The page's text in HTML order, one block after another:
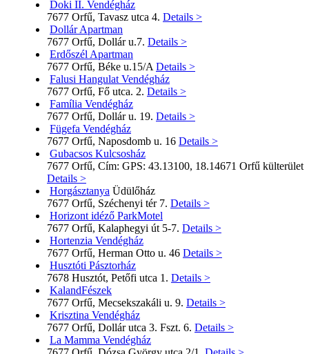
Doki II. Vendégház
7677 Orfű, Tavasz utca 4. Details >
Dollár Apartman
7677 Orfű, Dollár u.7. Details >
Erdőszél Apartman
7677 Orfű, Béke u.15/A Details >
Falusi Hangulat Vendégház
7677 Orfű, Fő utca. 2. Details >
Família Vendégház
7677 Orfű, Dollár u. 19. Details >
Fügefa Vendégház
7677 Orfű, Naposdomb u. 16 Details >
Gubacsos Kulcsosház
7677 Orfű, Cím: GPS: 43.13100, 18.14671 Orfű külterület
Details >
Horgásztanya Üdülőház
7677 Orfű, Széchenyi tér 7. Details >
Horizont idéző ParkMotel
7677 Orfű, Kalaphegyi út 5-7. Details >
Hortenzia Vendégház
7677 Orfű, Herman Otto u. 46 Details >
Husztóti Pásztorház
7678 Husztót, Petőfi utca 1. Details >
KalandFészek
7677 Orfű, Mecsekszakáli u. 9. Details >
Krisztina Vendégház
7677 Orfű, Dollár utca 3. Fszt. 6. Details >
La Mamma Vendégház